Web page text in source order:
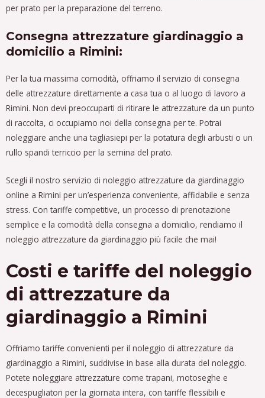
per prato per la preparazione del terreno.
Consegna attrezzature giardinaggio a
domicilio a Rimini:
Per la tua massima comodità, offriamo il servizio di consegna
delle attrezzature direttamente a casa tua o al luogo di lavoro a
Rimini. Non devi preoccuparti di ritirare le attrezzature da un punto
di raccolta, ci occupiamo noi della consegna per te. Potrai
noleggiare anche una tagliasiepi per la potatura degli arbusti o un
rullo spandi terriccio per la semina del prato.
Scegli il nostro servizio di noleggio attrezzature da giardinaggio
online a Rimini per un’esperienza conveniente, affidabile e senza
stress. Con tariffe competitive, un processo di prenotazione
semplice e la comodità della consegna a domicilio, rendiamo il
noleggio attrezzature da giardinaggio più facile che mai!
Costi e tariffe del noleggio
di attrezzature da
giardinaggio a Rimini
Offriamo tariffe convenienti per il noleggio di attrezzature da
giardinaggio a Rimini, suddivise in base alla durata del noleggio.
Potete noleggiare attrezzature come trapani, motoseghe e
decespugliatori per la giornata intera, con tariffe flessibili e